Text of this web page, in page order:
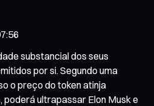
substancial dos seus
por si. Segundo uma
o preço do token atinja
ultrapassar Elon Musk e